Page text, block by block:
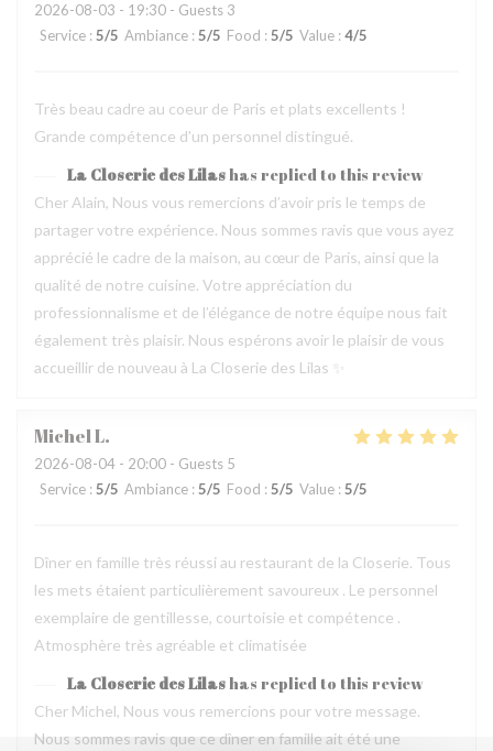
2026-08-03 - 19:30 - Guests 3
Service : 5/5 Ambiance : 5/5 Food : 5/5 Value : 4/5
Très beau cadre au coeur de Paris et plats excellents !
Grande compétence d'un personnel distingué.
La Closerie des Lilashas replied to this review
Cher Alain, Nous vous remercions d’avoir pris le temps de
partager votre expérience. Nous sommes ravis que vous ayez
apprécié le cadre de la maison, au cœur de Paris, ainsi que la
qualité de notre cuisine. Votre appréciation du
professionnalisme et de l’élégance de notre équipe nous fait
également très plaisir. Nous espérons avoir le plaisir de vous
accueillir de nouveau à La Closerie des Lilas ✨
MichelL
2026-08-04 - 20:00 - Guests 5
Service : 5/5 Ambiance : 5/5 Food : 5/5 Value : 5/5
Dîner en famille très réussi au restaurant de la Closerie. Tous
les mets étaient particulièrement savoureux . Le personnel
exemplaire de gentillesse, courtoisie et compétence .
Atmosphère très agréable et climatisée
La Closerie des Lilashas replied to this review
Cher Michel, Nous vous remercions pour votre message.
Nous sommes ravis que ce dîner en famille ait été une